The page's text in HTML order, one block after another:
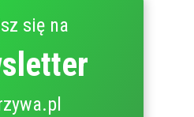
się na